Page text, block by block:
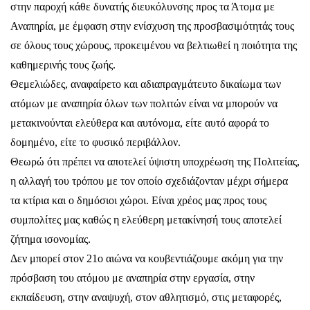
στην παροχή κάθε δυνατής διευκόλυνσης προς τα Άτομα με
Αναπηρία, με έμφαση στην ενίσχυση της προσβασιμότητάς τους
σε όλους τους χώρους, προκειμένου να βελτιωθεί η ποιότητα της
καθημερινής τους ζωής.
Θεμελιώδες, αναφαίρετο και αδιαπραγμάτευτο δικαίωμα των
ατόμων με αναπηρία όλων των πολιτών είναι να μπορούν να
μετακινούνται ελεύθερα και αυτόνομα, είτε αυτό αφορά το
δομημένο, είτε το φυσικό περιβάλλον.
Θεωρώ ότι πρέπει να αποτελεί ύψιστη υποχρέωση της Πολιτείας,
η αλλαγή του τρόπου με τον οποίο σχεδιάζονταν μέχρι σήμερα
τα κτίρια και ο δημόσιοι χώροι. Είναι χρέος μας προς τους
συμπολίτες μας καθώς η ελεύθερη μετακίνησή τους αποτελεί
ζήτημα ισονομίας.
Δεν μπορεί στον 21ο αιώνα να κουβεντιάζουμε ακόμη για την
πρόσβαση του ατόμου με αναπηρία στην εργασία, στην
εκπαίδευση, στην αναψυχή, στον αθλητισμό, στις μεταφορές,